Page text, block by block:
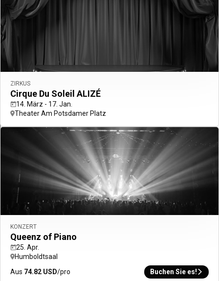
15% rabatt
das ganze Jahr über auf Ihre Aufenthaltebei
en
Zurück
Land und Sprache unten auswählen
Land/Region - Sprache
Mein Land und meine Sprache bestätigen
EUR (€)
Währung unten auswählen
Geografische Zone
Meine Währung bestätigen
ZIRKUS
Cirque Du Soleil ALIZÉ
14. März - 17. Jan.
Theater Am Potsdamer Platz
KONZERT
Queenz of Piano
25. Apr.
Humboldtsaal
Aus 74.82 USD/pro Buchen Sie es!